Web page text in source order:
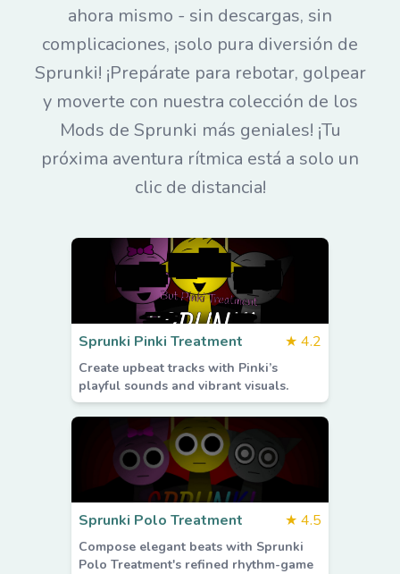
ahora mismo - sin descargas, sin
complicaciones, ¡solo pura diversión de
Sprunki! ¡Prepárate para rebotar, golpear
y moverte con nuestra colección de los
Mods de Sprunki más geniales! ¡Tu
próxima aventura rítmica está a solo un
clic de distancia!
Sprunki Pinki Treatment ★ 4.2
Create upbeat tracks with Pinki’s
playful sounds and vibrant visuals.
Sprunki Polo Treatment ★ 4.5
Compose elegant beats with Sprunki
Polo Treatment's refined rhythm-game